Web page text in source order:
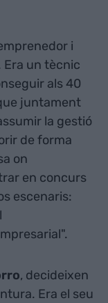
i
Era un tècnic
als 40
juntament
la gestió
de forma
on
en concurs
escenaris:
, decideixen
Era el seu